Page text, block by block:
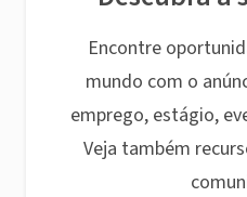
Encontre
mundo com o
emprego, estágio,
Veja também